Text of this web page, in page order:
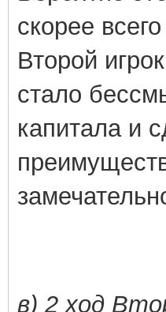
скорее
Второй
стало
капитала и
в) 2 ход